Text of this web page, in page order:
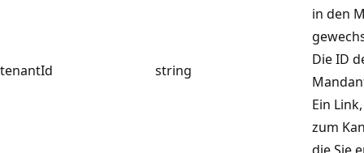
in den
tenantId
string
Die ID
Ein
zum
die Sie